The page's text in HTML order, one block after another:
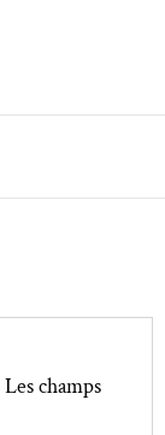
Les champs